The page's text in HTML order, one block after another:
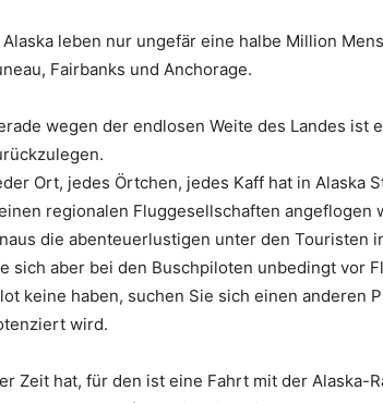
Alaska leben nur ungefär eine halbe Million
Fairbanks und Anchorage.
wegen der endlosen Weite des Landes ist
Ort, jedes Örtchen, jedes Kaff hat in Alaska
regionalen Fluggesellschaften
die abenteuerlustigen unter den Touristen
sich aber bei den Buschpiloten unbedingt vor
keine haben, suchen Sie sich einen anderen
wird.
Zeit hat, für den ist eine Fahrt mit der Alaska-